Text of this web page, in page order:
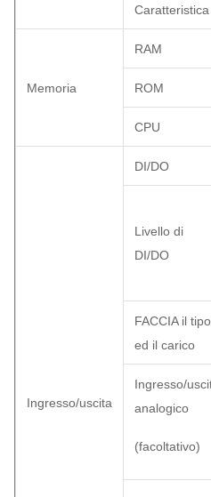
Caratteristica
Memoria
RAM
ROM
CPU
Ingresso/uscita
DI/DO
Livello di
DI/DO
FACCIA il tipo
ed il carico
Ingresso/
analogico
(facoltativo)